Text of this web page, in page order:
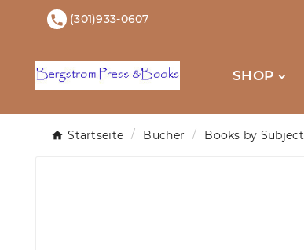
 (301)933-0607
SHOP
Startseite Bücher Books by Subject